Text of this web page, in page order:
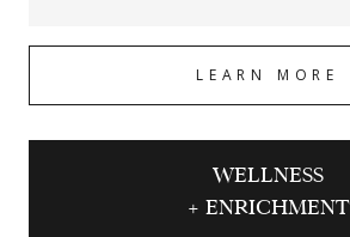
LEARN MORE
WELLNESS
+ ENRICHMENT